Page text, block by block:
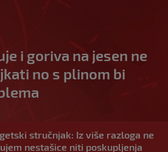
i goriva na jesen ne
no s plinom bi
stručnjak: Iz više razloga ne
nestašice niti poskupljenja